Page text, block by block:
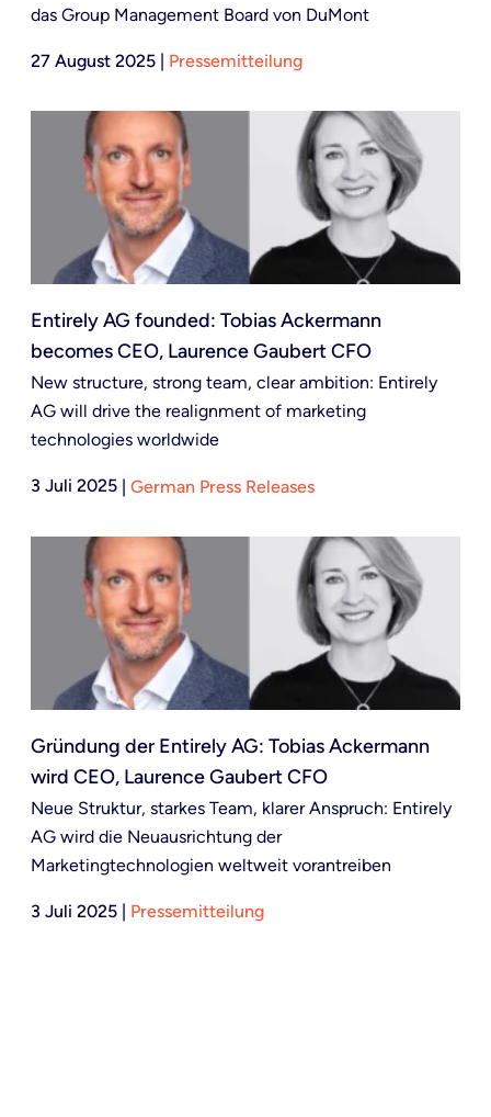
das Group Management Board von DuMont
27 August 2025 Pressemitteilung
Entirely AG founded: Tobias Ackermann
becomes CEO, Laurence Gaubert CFO
New structure, strong team, clear ambition: Entirely
AG will drive the realignment of marketing
technologies worldwide
3 Juli 2025 | German Press Releases
Gründung der Entirely AG: Tobias Ackermann
wird CEO, Laurence Gaubert CFO
Neue Struktur, starkes Team, klarer Anspruch: Entirely
AG wird die Neuausrichtung der
Marketingtechnologien weltweit vorantreiben
3 Juli 2025 | Pressemitteilung